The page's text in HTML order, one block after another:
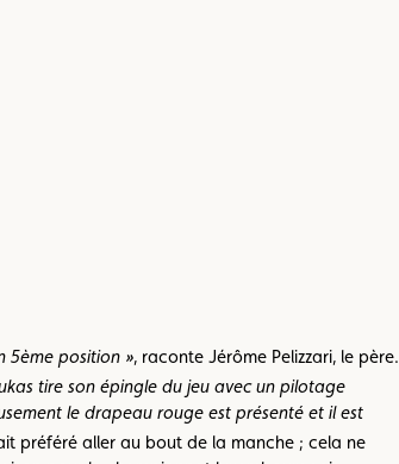
5ème position », raconte Jérôme Pelizzari, le père.
tire son épingle du jeu avec un pilotage
le drapeau rouge est présenté et il est
préféré aller au bout de la manche ; cela ne